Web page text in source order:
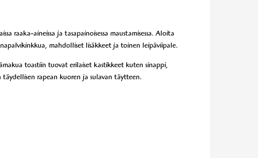
raaka-aineissa ja tasapainoisessa maustamisessa. Aloita
mahdolliset lisäkkeet ja toinen leipäviipale.
toastiin tuovat erilaiset kastikkeet kuten sinappi,
rapean kuoren ja sulavan täytteen.